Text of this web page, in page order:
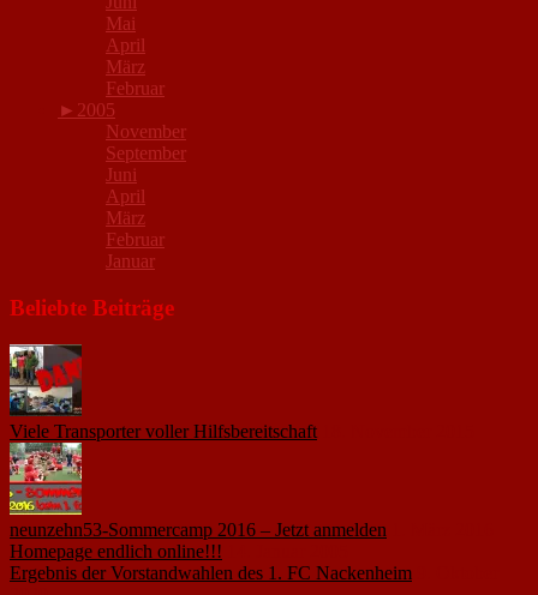
Mai
April
März
Februar
► 2005
November
September
Juni
April
März
Februar
Januar
Beliebte Beiträge
Viele Transporter voller Hilfsbereitschaft
neunzehn53-Sommercamp 2016 – Jetzt anmelden
Homepage endlich online!!!
Ergebnis der Vorstandwahlen des 1. FC Nackenheim